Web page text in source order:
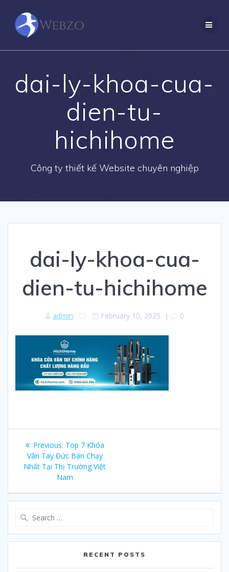
dai-ly-khoa-cua-
dien-tu-
hichihome
Công ty thiết kế Website chuyên nghiệp
dai-ly-khoa-cua-
dien-tu-hichihome
admin February 10, 2025 | 0
Post
navigation
Previous: Previous
post:
Top 7 Khóa
Vân Tay Đức Bán Chạy
Nhất Tại Thị Trường Việt
Nam
RECENT POSTS